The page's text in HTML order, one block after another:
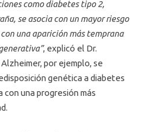
como diabetes tipo 2,
se asocia con un mayor riesgo
una aparición más temprana
, explicó el Dr.
por ejemplo, se
genética a diabetes
con una progresión más